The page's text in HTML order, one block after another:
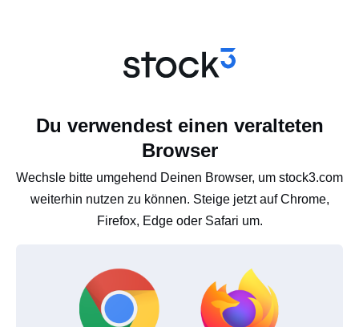
Du verwendest einen veralteten
Browser
Wechsle bitte umgehend Deinen Browser, um stock3.com
weiterhin nutzen zu können. Steige jetzt auf Chrome,
Firefox, Edge oder Safari um.